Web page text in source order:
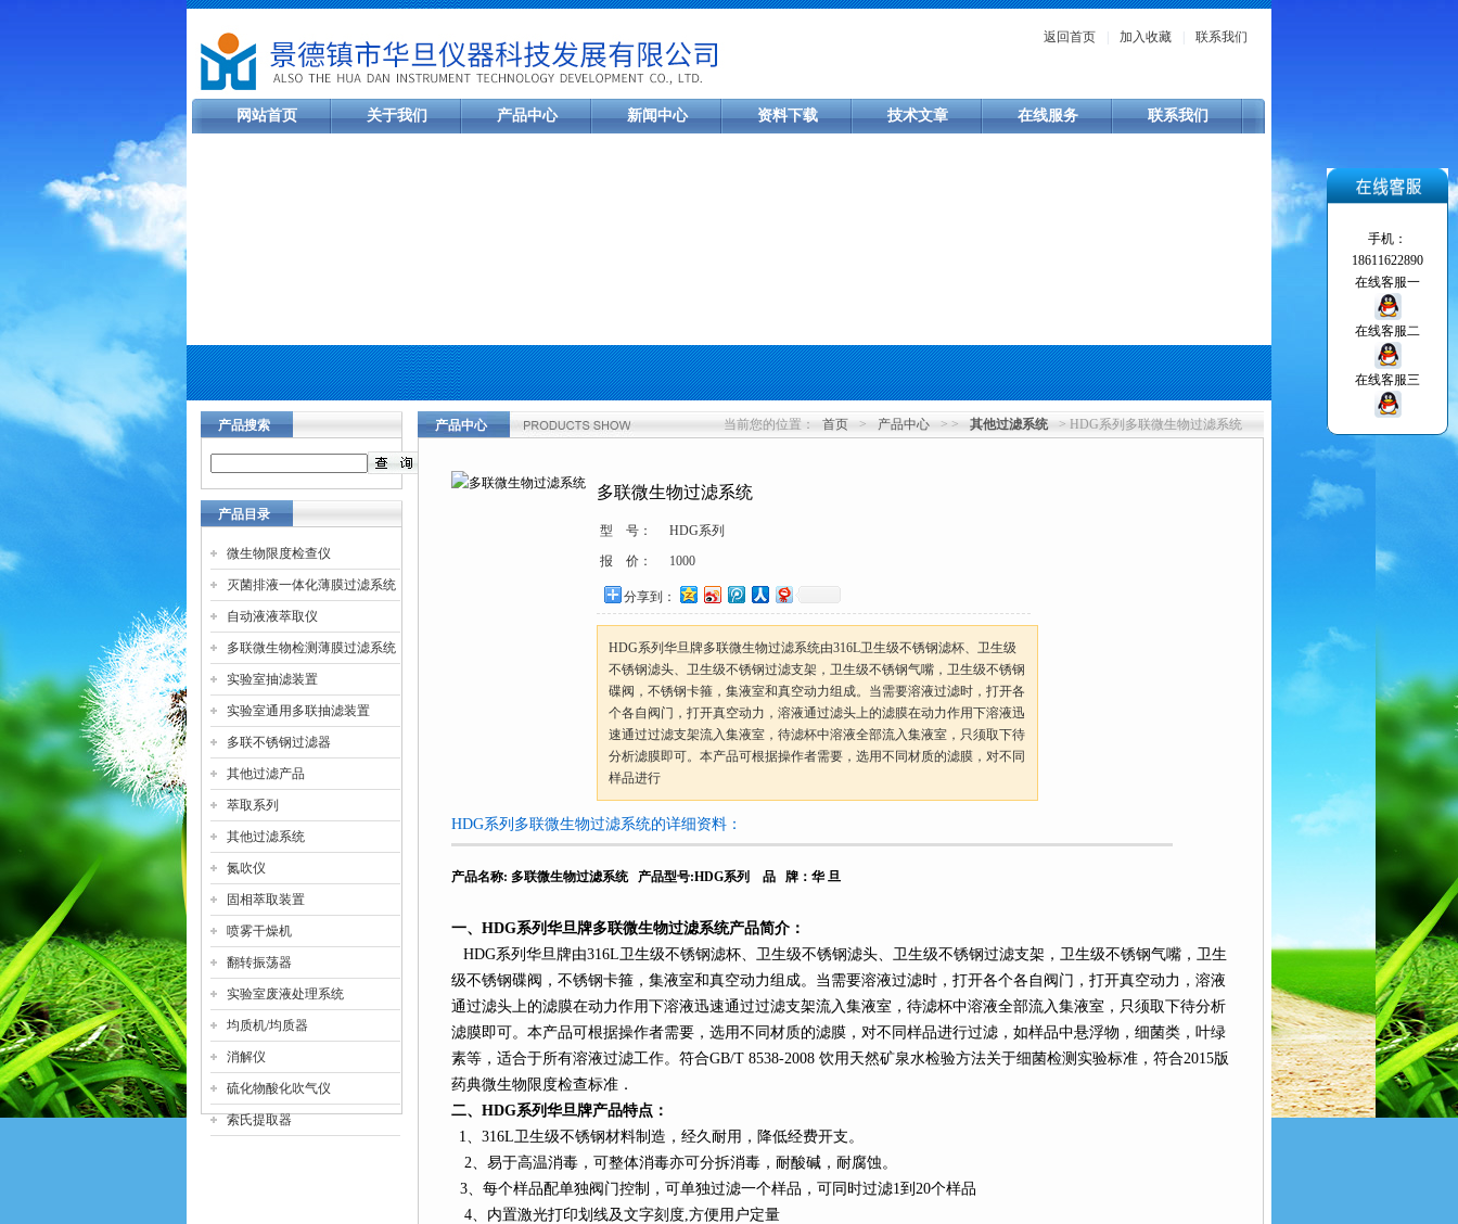
返回首页 加入收藏 联系我们
网站首页 关于我们 产品中心 新闻中心 资料下载 技术文章 在线服务 联系我们
产品搜索
产品目录
微生物限度检查仪
灭菌排液一体化薄膜过滤系统
自动液液萃取仪
多联微生物检测薄膜过滤系统
实验室抽滤装置
实验室通用多联抽滤装置
多联不锈钢过滤器
其他过滤产品
萃取系列
其他过滤系统
氮吹仪
固相萃取装置
喷雾干燥机
翻转振荡器
实验室废液处理系统
均质机/均质器
消解仪
硫化物酸化吹气仪
索氏提取器
产品中心 当前您的位置： 首页 > 产品中心 > > 其他过滤系统 > HDG系列多联微生物过滤系统
多联微生物过滤系统
型 号：
HDG系列
报 价：
1000
分享到：
HDG系列华旦牌多联微生物过滤系统由316L卫生级不锈钢滤杯、卫生级
不锈钢滤头、卫生级不锈钢过滤支架，卫生级不锈钢气嘴，卫生级不锈钢
碟阀，不锈钢卡箍，集液室和真空动力组成。当需要溶液过滤时，打开各
个各自阀门，打开真空动力，溶液通过滤头上的滤膜在动力作用下溶液迅
速通过过滤支架流入集液室，待滤杯中溶液全部流入集液室，只须取下待
分析滤膜即可。本产品可根据操作者需要，选用不同材质的滤膜，对不同
样品进行
HDG系列多联微生物过滤系统的详细资料：
产品名称: 多联微生物过滤系统 产品型号:HDG系列 品 牌：华 旦
一、 HDG系列 华旦牌多联微生物过滤系统产品简介：
HDG系列 华旦牌由316L卫生级不锈钢滤杯、卫生级不锈钢滤头、卫生级不锈钢过滤支架，卫生级不锈钢气嘴，卫生
级不锈钢碟阀，不锈钢卡箍，集液室和真空动力组成。当需要溶液过滤时，打开各个各自阀门，打开真空动力，溶液
通过滤头上的滤膜在动力作用下溶液迅速通过过滤支架流入集液室，待滤杯中溶液全部流入集液室，只须取下待分析
滤膜即可。本产品可根据操作者需要，选用不同材质的滤膜，对不同样品进行过滤，如样品中悬浮物，细菌类，叶绿
素等，适合于所有溶液过滤工作。符合GB/T 8538-2008 饮用天然矿泉水检验方法关于细菌检测实验标准，符合2015版
药典微生物限度检查标准．
二、 HDG系列 华旦牌产品特点：
1、 316L卫生级不锈钢材料制造，经久耐用，降低经费开支。
2、易于高温消毒，可整体消毒亦可分拆消毒，耐酸碱，耐腐蚀。
3、每个样品配单独阀门控制，可单独过滤一个样品，可同时过滤1到20个样品
4、内置激光打印划线及文字刻度,方便用户定量
手机：
18611622890
在线客服一
在线客服二
在线客服三